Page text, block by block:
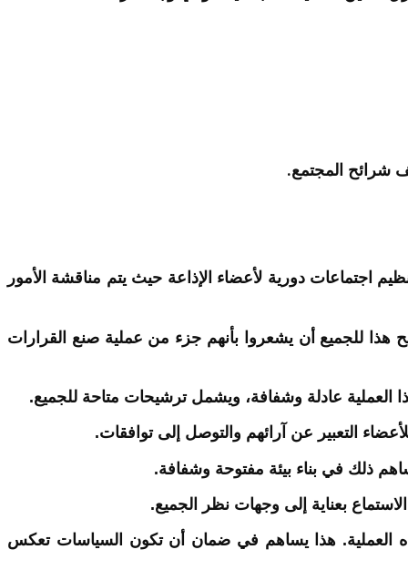
شرائح المجتمع.
اجتماعات دورية لأعضاء الإذاعة حيث يتم مناقشة الأمور
هذا للجميع أن يشعروا بأنهم جزء من عملية صنع القرارات
العملية عادلة وشفافة، ويشمل ترشيحات متاحة للجميع.
التعبير عن آرائهم والتوصل إلى توافقات.
ذلك في بناء بيئة مفتوحة وشفافة.
بعناية إلى وجهات نظر الجميع.
العملية. هذا يساهم في ضمان أن تكون السياسات تعكس